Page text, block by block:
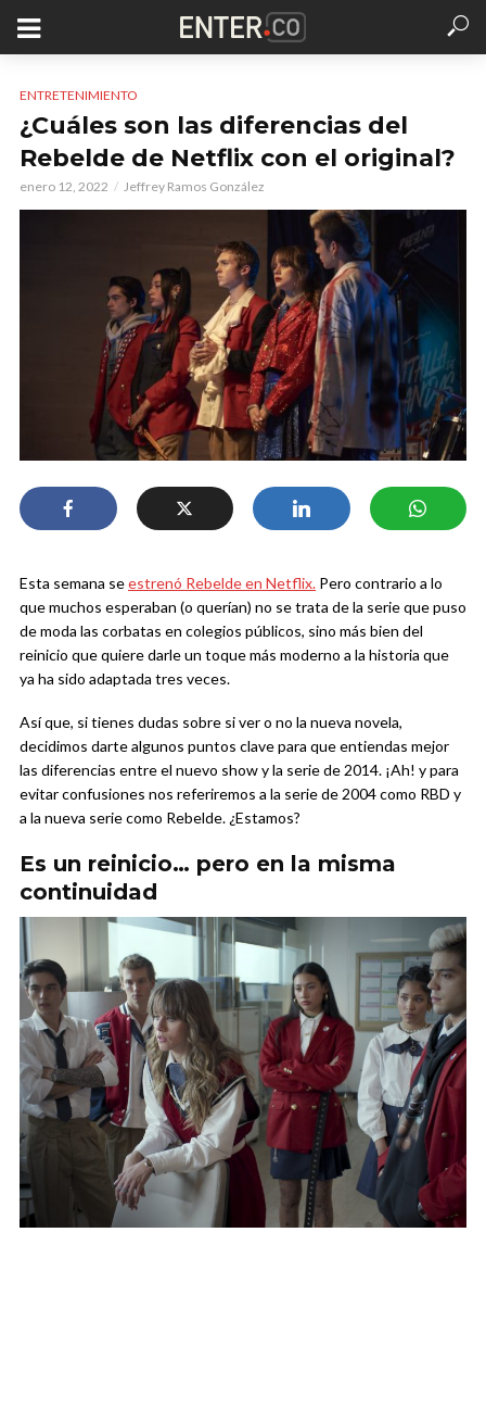
ENTRETENIMIENTO
¿Cuáles son las diferencias del
Rebelde de Netflix con el original?
enero 12, 2022 Jeffrey Ramos González
Esta semana seestrenó Rebelde en Netflix. Pero contrario a lo
que muchos esperaban (o querían) no se trata de la serie que puso
de moda las corbatas en colegios públicos, sino más bien del
reinicio que quiere darle un toque más moderno a la historia que
ya ha sido adaptada tres veces.
Así que, si tienes dudas sobre si ver o no la nueva novela,
decidimos darte algunos puntos clave para que entiendas mejor
las diferencias entre el nuevo show y la serie de 2014. ¡Ah! y para
evitar confusiones nos referiremos a la serie de 2004 como RBD y
a la nueva serie como Rebelde. ¿Estamos?
Es un reinicio… pero en la misma
continuidad